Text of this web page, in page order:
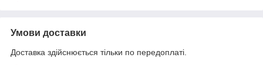
Умови доставки
Доставка здійснюється тільки по передоплаті.